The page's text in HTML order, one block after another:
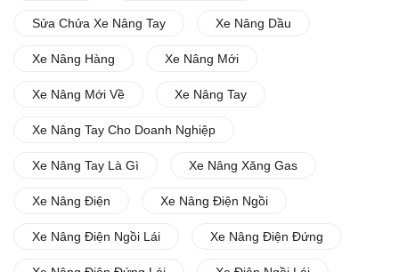
Sửa Chửa Xe Nâng Tay Xe Nâng Dầu
Xe Nâng Hàng Xe Nâng Mới
Xe Nâng Mới Về Xe Nâng Tay
Xe Nâng Tay Cho Doanh Nghiệp
Xe Nâng Tay Là Gì Xe Nâng Xăng Gas
Xe Nâng Điện Xe Nâng Điện Ngồi
Xe Nâng Điện Ngồi Lái Xe Nâng Điện Đứng